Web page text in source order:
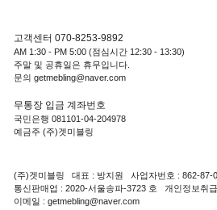
고객센터 070-8253-9892
AM 1:30 - PM 5:00 (점심시간 12:30 - 13:30)
주말 및 공휴일은 휴무입니다.
문의 getmebling@naver.com
무통장 입금 계좌번호
국민은행 081101-04-204978
예금주 (주)겟미블링
(주)겟미블링 대표 : 방지원 사업자번호 : 862-87-
통신판매업 : 2020-서울송파-3723 호 개인정보취
이메일 : getmebling@naver.com